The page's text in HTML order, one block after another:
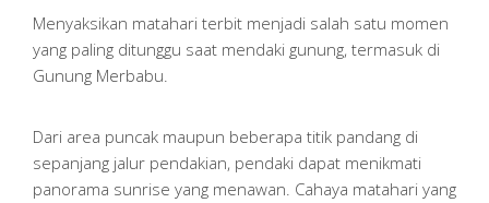
Menyaksikan matahari terbit menjadi salah satu momen
yang paling ditunggu saat mendaki gunung, termasuk di
Gunung Merbabu.
Dari area puncak maupun beberapa titik pandang di
sepanjang jalur pendakian, pendaki dapat menikmati
panorama sunrise yang menawan. Cahaya matahari yang